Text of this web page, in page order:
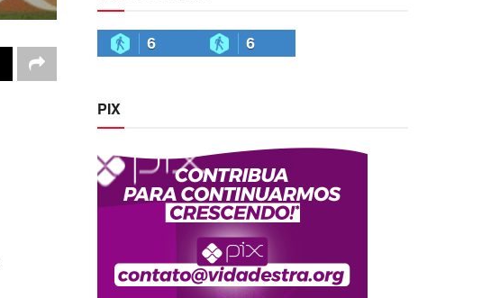
6 6
PIX